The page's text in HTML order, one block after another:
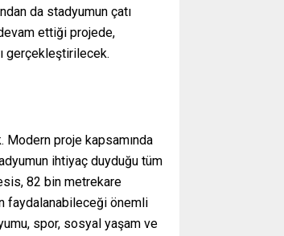
da stadyumun çatı
ettiği projede,
gerçekleştirilecek.
Modern proje kapsamında
ihtiyaç duyduğu tüm
82 bin metrekare
faydalanabileceği önemli
spor, sosyal yaşam ve